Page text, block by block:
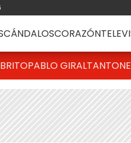
CORAZÓN
PABLO GIRALT